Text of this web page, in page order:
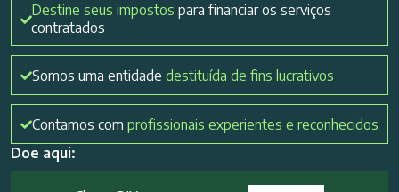
Destine seus impostos para financiar os serviços
contratados
Somos uma entidade destituída de fins lucrativos
Contamos com profissionais experientes e reconhecidos
Doe aqui: